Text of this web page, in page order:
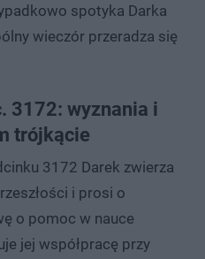
spotyka Darka
wieczór przeradza się
3172: wyznania i
trójkącie
3172 Darek zwierza
i prosi o
o pomoc w nauce
jej współpracę przy